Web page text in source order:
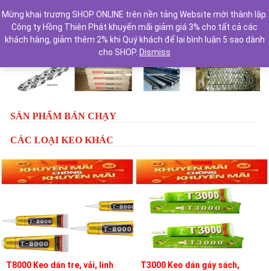
Previous Next
SẢN PHẨM BÁN CHẠY
CÁC LOẠI KEO KHÁC
T8000 Keo dán tre, vải, linh
T3000 Keo dán gáy sách,
Mừng khai trương SHOP ONLINE trên nền tảng Website mới thành lập.
Công ty Hồng Thiên Phát khuyến mãi giảm giá 3% cho tất cả các
khách hàng, giảm thêm 2% khi Quý khách để lại bình luận 5 sao dành
cho SHOP. Dismiss